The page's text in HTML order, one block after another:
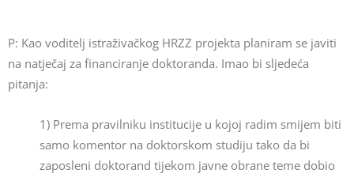
P: Kao voditelj istraživačkog HRZZ projekta planiram se javiti
na natječaj za financiranje doktoranda. Imao bi sljedeća
pitanja:
1) Prema pravilniku institucije u kojoj radim smijem biti
samo komentor na doktorskom studiju tako da bi
zaposleni doktorand tijekom javne obrane teme dobio